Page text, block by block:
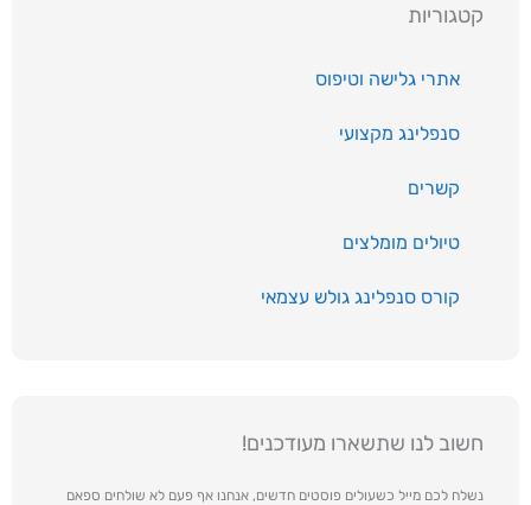
קטגוריות
אתרי גלישה וטיפוס
סנפלינג מקצועי
קשרים
טיולים מומלצים
קורס סנפלינג גולש עצמאי
חשוב לנו שתשארו מעודכנים!
נשלח לכם מייל כשעולים פוסטים חדשים, אנחנו אף פעם לא שולחים ספאם